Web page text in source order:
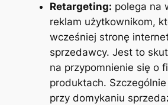
Retargeting: polega na
reklam użytkownikom,
wcześniej stronę
sprzedawcy. Jest to
na przypomnienie się o
produktach.
przy domykaniu